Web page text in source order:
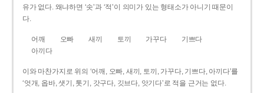
유가 없다. 왜냐하면 ‘솟’과 ‘적’이 의미가 있는 형태소가 아니기 때문이
다.
어깨 오빠 새끼 토끼 가꾸다
기쁘다
아끼다
이와 마찬가지로 위의 ‘어깨, 오빠, 새끼, 토끼, 가꾸다, 기쁘다, 아끼다’를
‘엇개, 옵바, 샛기, 톳기, 갓구다, 깃브다, 앗기다’로 적을 근거는 없다.